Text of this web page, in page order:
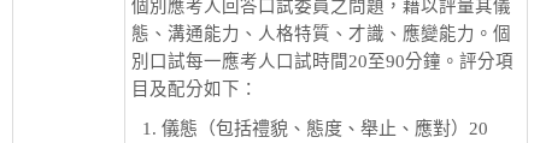
個別應考人回答口試委員之問題，藉以評量其儀
態、溝通能力、人格特質、才識、應變能力。個
別口試每一應考人口試時間20至90分鐘。評分項
目及配分如下：
儀態（包括禮貌、態度、舉止、應對）20